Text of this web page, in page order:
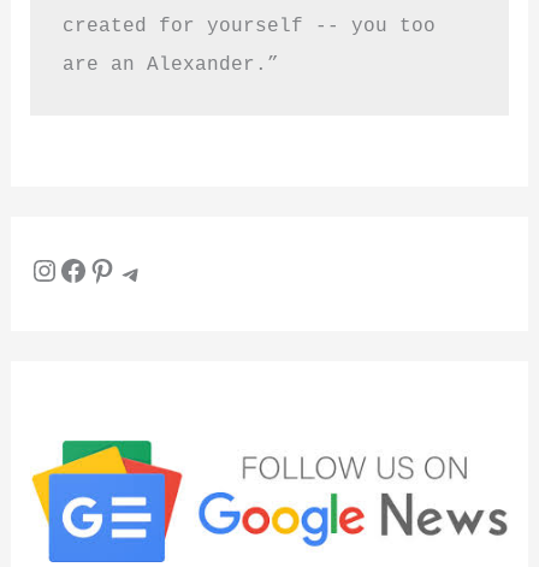
created for yourself -- you too
are an Alexander.”
InstagramFacebook Pinterest Telegram